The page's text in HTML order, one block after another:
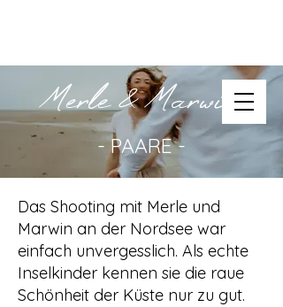
Merle & Marwin
- PAARE -
Das Shooting mit Merle und
Marwin an der Nordsee war
einfach unvergesslich. Als echte
Inselkinder kennen sie die raue
Schönheit der Küste nur zu gut.